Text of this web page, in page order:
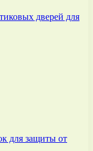
дверей для
для защиты от